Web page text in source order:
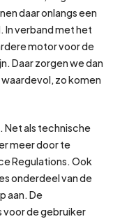
daar onlangs een
In verband met het
motor voor de
Daar zorgen we dan
zo komen
Net als technische
meer door te
Regulations. Ook
onderdeel van de
aan. De
voor de gebruiker